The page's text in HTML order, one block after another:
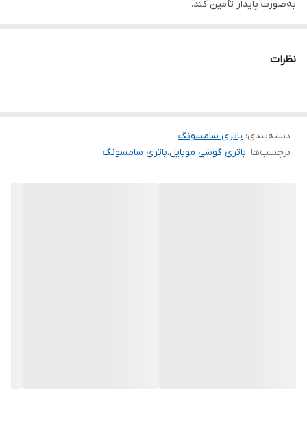
به‌صورت پایدار تأمین کند.
نظرات
دسته‌بندی: باتری سامسونگ
برچسب‌ها :باتری گوشی موبایل،باتری سامسونگ